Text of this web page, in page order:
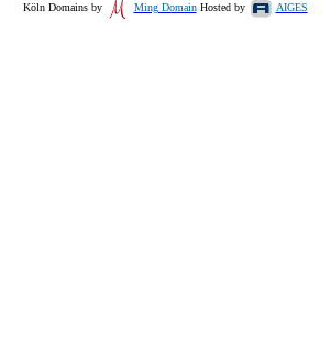
Köln Domains by Ming DomainHosted by AIGES